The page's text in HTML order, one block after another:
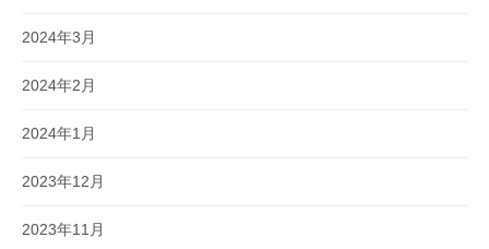
2024年3月
2024年2月
2024年1月
2023年12月
2023年11月